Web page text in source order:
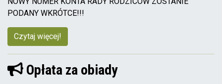
PODANY WKRÓTCE!!!
Czytaj więcej!
Opłata za obiady